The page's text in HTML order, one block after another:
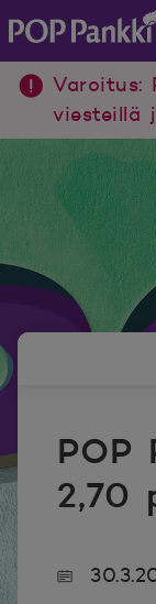
POP Pankki,
Varoitus:
viesteillä
POP
2,70